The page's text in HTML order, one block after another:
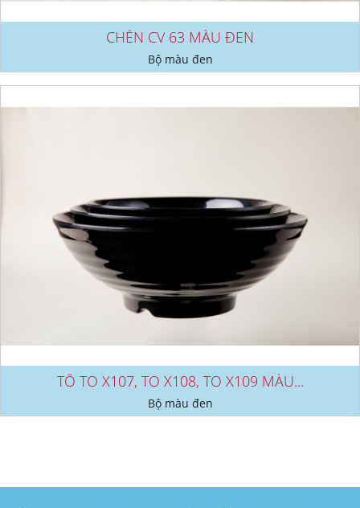
CHÉN CV 63 MÀU ĐEN
Bộ màu đen
TÔ TO X107, TO X108, TO X109 MÀU...
Bộ màu đen